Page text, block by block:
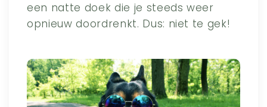
een natte doek die je steeds weer
opnieuw doordrenkt. Dus: niet te gek!